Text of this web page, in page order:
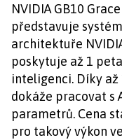
NVIDIA GB10
představuje
architektuře
poskytuje až 1
inteligenci. Díky
dokáže pracovat s
parametrů. Cena
pro takový výkon